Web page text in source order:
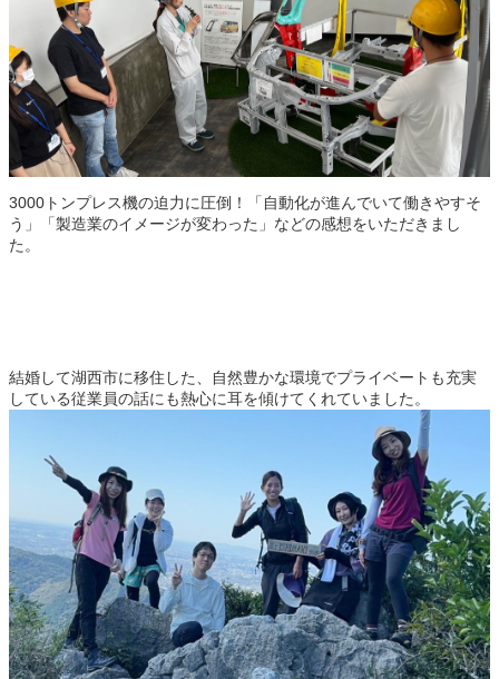
3000トンプレス機の迫力に圧倒！「自動化が進んでいて働きやすそ
う」「製造業のイメージが変わった」などの感想をいただきまし
た。
結婚して湖西市に移住した、自然豊かな環境でプライベートも充実
している従業員の話にも熱心に耳を傾けてくれていました。